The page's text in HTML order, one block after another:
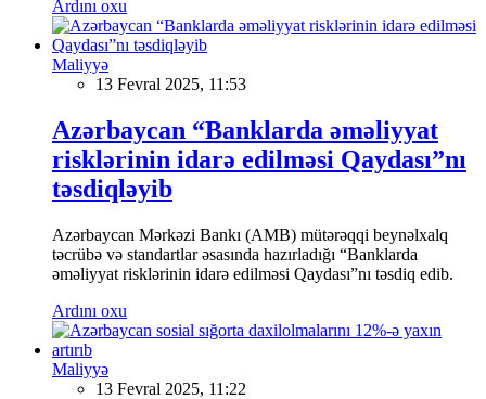
Ardını oxu
Maliyyə
13 Fevral 2025, 11:53
Azərbaycan “Banklarda əməliyyat
risklərinin idarə edilməsi Qaydası”nı
təsdiqləyib
Azərbaycan Mərkəzi Bankı (AMB) mütərəqqi beynəlxalq
təcrübə və standartlar əsasında hazırladığı “Banklarda
əməliyyat risklərinin idarə edilməsi Qaydası”nı təsdiq edib.
Ardını oxu
Maliyyə
13 Fevral 2025, 11:22